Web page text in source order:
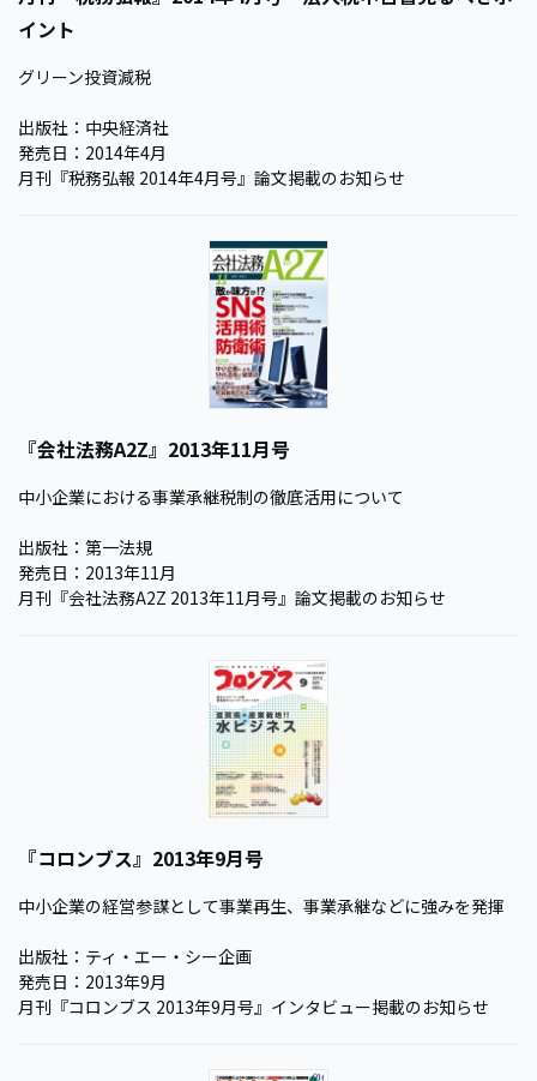
イント
グリーン投資減税
出版社：中央経済社
発売日：2014年4月
月刊『税務弘報 2014年4月号』論文掲載のお知らせ
『会社法務A2Z』2013年11月号
中小企業における事業承継税制の徹底活用について
出版社：第一法規
発売日：2013年11月
月刊『会社法務A2Z 2013年11月号』論文掲載のお知らせ
『コロンブス』2013年9月号
中小企業の経営参謀として事業再生、事業承継などに強みを発揮
出版社：ティ・エー・シー企画
発売日：2013年9月
月刊『コロンブス 2013年9月号』インタビュー掲載のお知らせ